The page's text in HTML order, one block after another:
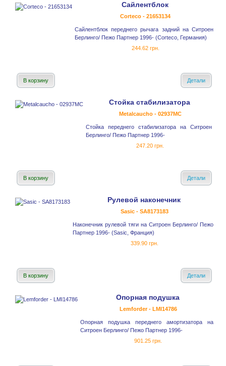
Сайлентблок
Corteco - 21653134
Сайлентблок переднего рычага задний на Ситроен
Берлинго/ Пежо Партнер 1996- (Corteco, Германия)
244.62 грн.
В корзину Детали
Стойка стабилизатора
Metalcaucho - 02937MC
Стойка переднего стабилизатора на Ситроен
Берлинго/ Пежо Партнер 1996-
247.20 грн.
В корзину Детали
Рулевой наконечник
Sasic - SA8173183
Наконечник рулевой тяги на Ситроен Берлинго/ Пежо
Партнер 1996- (Sasic, Франция)
339.90 грн.
В корзину Детали
Опорная подушка
Lemforder - LMI14786
Опорная подушка переднего амортизатора на
Ситроен Берлинго/ Пежо Партнер 1996-
901.25 грн.